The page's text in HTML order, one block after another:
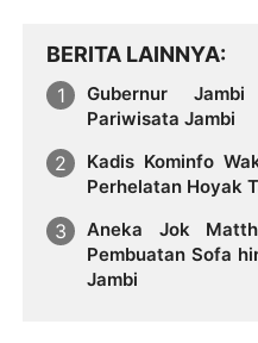
BERITA LAINNYA
Gubernur
Pariwisata Jambi
Kadis Kominfo
Perhelatan Hoyak
Aneka Jok
Pembuatan Sofa
Jambi